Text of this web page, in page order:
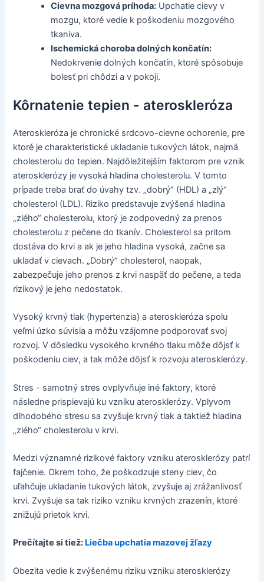
Cievna mozgová príhoda: Upchatie cievy v
mozgu, ktoré vedie k poškodeniu mozgového
tkaniva.
Ischemická choroba dolných končatín:
Nedokrvenie dolných končatín, ktoré spôsobuje
bolesť pri chôdzi a v pokoji.
Kôrnatenie tepien - ateroskleróza
Ateroskleróza je chronické srdcovo-cievne ochorenie, pre
ktoré je charakteristické ukladanie tukových látok, najmä
cholesterolu do tepien. Najdôležitejším faktorom pre vznik
aterosklerózy je vysoká hladina cholesterolu. V tomto
prípade treba brať do úvahy tzv. „dobrý“ (HDL) a „zlý“
cholesterol (LDL). Riziko predstavuje zvýšená hladina
„zlého“ cholesterolu, ktorý je zodpovedný za prenos
cholesterolu z pečene do tkanív. Cholesterol sa pritom
dostáva do krvi a ak je jeho hladina vysoká, začne sa
ukladať v cievach. „Dobrý“ cholesterol, naopak,
zabezpečuje jeho prenos z krvi naspäť do pečene, a teda
rizikový je jeho nedostatok.
Vysoký krvný tlak (hypertenzia) a ateroskleróza spolu
veľmi úzko súvisia a môžu vzájomne podporovať svoj
rozvoj. V dôsledku vysokého krvného tlaku môže dôjsť k
poškodeniu ciev, a tak môže dôjsť k rozvoju aterosklerózy.
Stres - samotný stres ovplyvňuje iné faktory, ktoré
následne prispievajú ku vzniku aterosklerózy. Vplyvom
dlhodobého stresu sa zvyšuje krvný tlak a taktiež hladina
„zlého“ cholesterolu v krvi.
Medzi významné rizikové faktory vzniku aterosklerózy patrí
fajčenie. Okrem toho, že poškodzuje steny ciev, čo
uľahčuje ukladanie tukových látok, zvyšuje aj zrážanlivosť
krvi. Zvyšuje sa tak riziko vzniku krvných zrazenín, ktoré
znižujú prietok krvi.
Prečítajte si tiež: Liečba upchatia mazovej žľazy
Obezita vedie k zvýšenému riziku vzniku aterosklerózy